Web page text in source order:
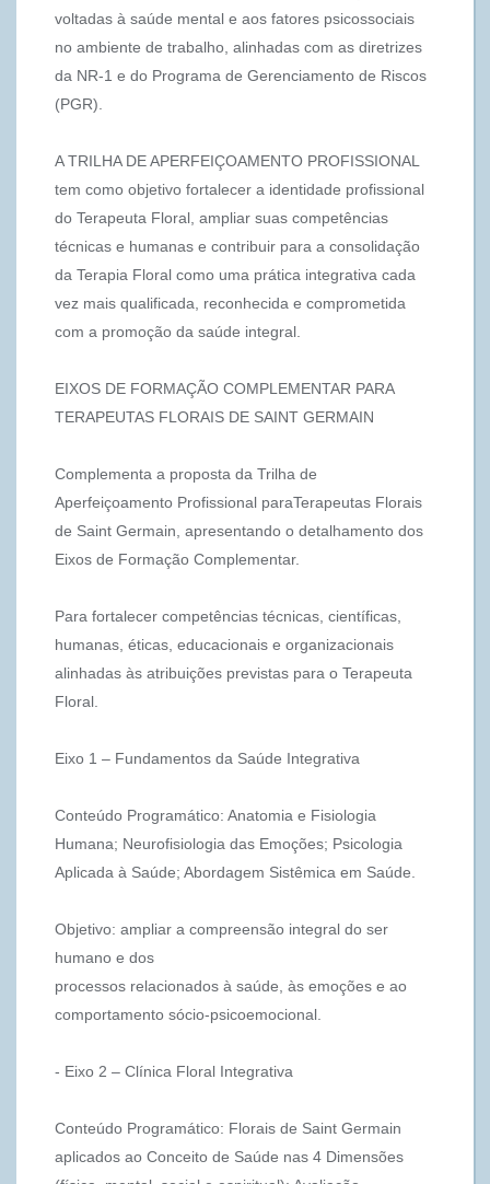
voltadas à saúde mental e aos fatores psicossociais
no ambiente de trabalho, alinhadas com as diretrizes
da NR-1 e do Programa de Gerenciamento de Riscos
(PGR).
A TRILHA DE APERFEIÇOAMENTO PROFISSIONAL
tem como objetivo fortalecer a identidade profissional
do Terapeuta Floral, ampliar suas competências
técnicas e humanas e contribuir para a consolidação
da Terapia Floral como uma prática integrativa cada
vez mais qualificada, reconhecida e comprometida
com a promoção da saúde integral.
EIXOS DE FORMAÇÃO COMPLEMENTAR PARA
TERAPEUTAS FLORAIS DE SAINT GERMAIN
Complementa a proposta da Trilha de
Aperfeiçoamento Profissional paraTerapeutas Florais
de Saint Germain, apresentando o detalhamento dos
Eixos de Formação Complementar.
Para fortalecer competências técnicas, científicas,
humanas, éticas, educacionais e organizacionais
alinhadas às atribuições previstas para o Terapeuta
Floral.
Eixo 1 – Fundamentos da Saúde Integrativa
Conteúdo Programático: Anatomia e Fisiologia
Humana; Neurofisiologia das Emoções; Psicologia
Aplicada à Saúde; Abordagem Sistêmica em Saúde.
Objetivo: ampliar a compreensão integral do ser
humano e dos
processos relacionados à saúde, às emoções e ao
comportamento sócio-psicoemocional.
- Eixo 2 – Clínica Floral Integrativa
Conteúdo Programático: Florais de Saint Germain
aplicados ao Conceito de Saúde nas 4 Dimensões